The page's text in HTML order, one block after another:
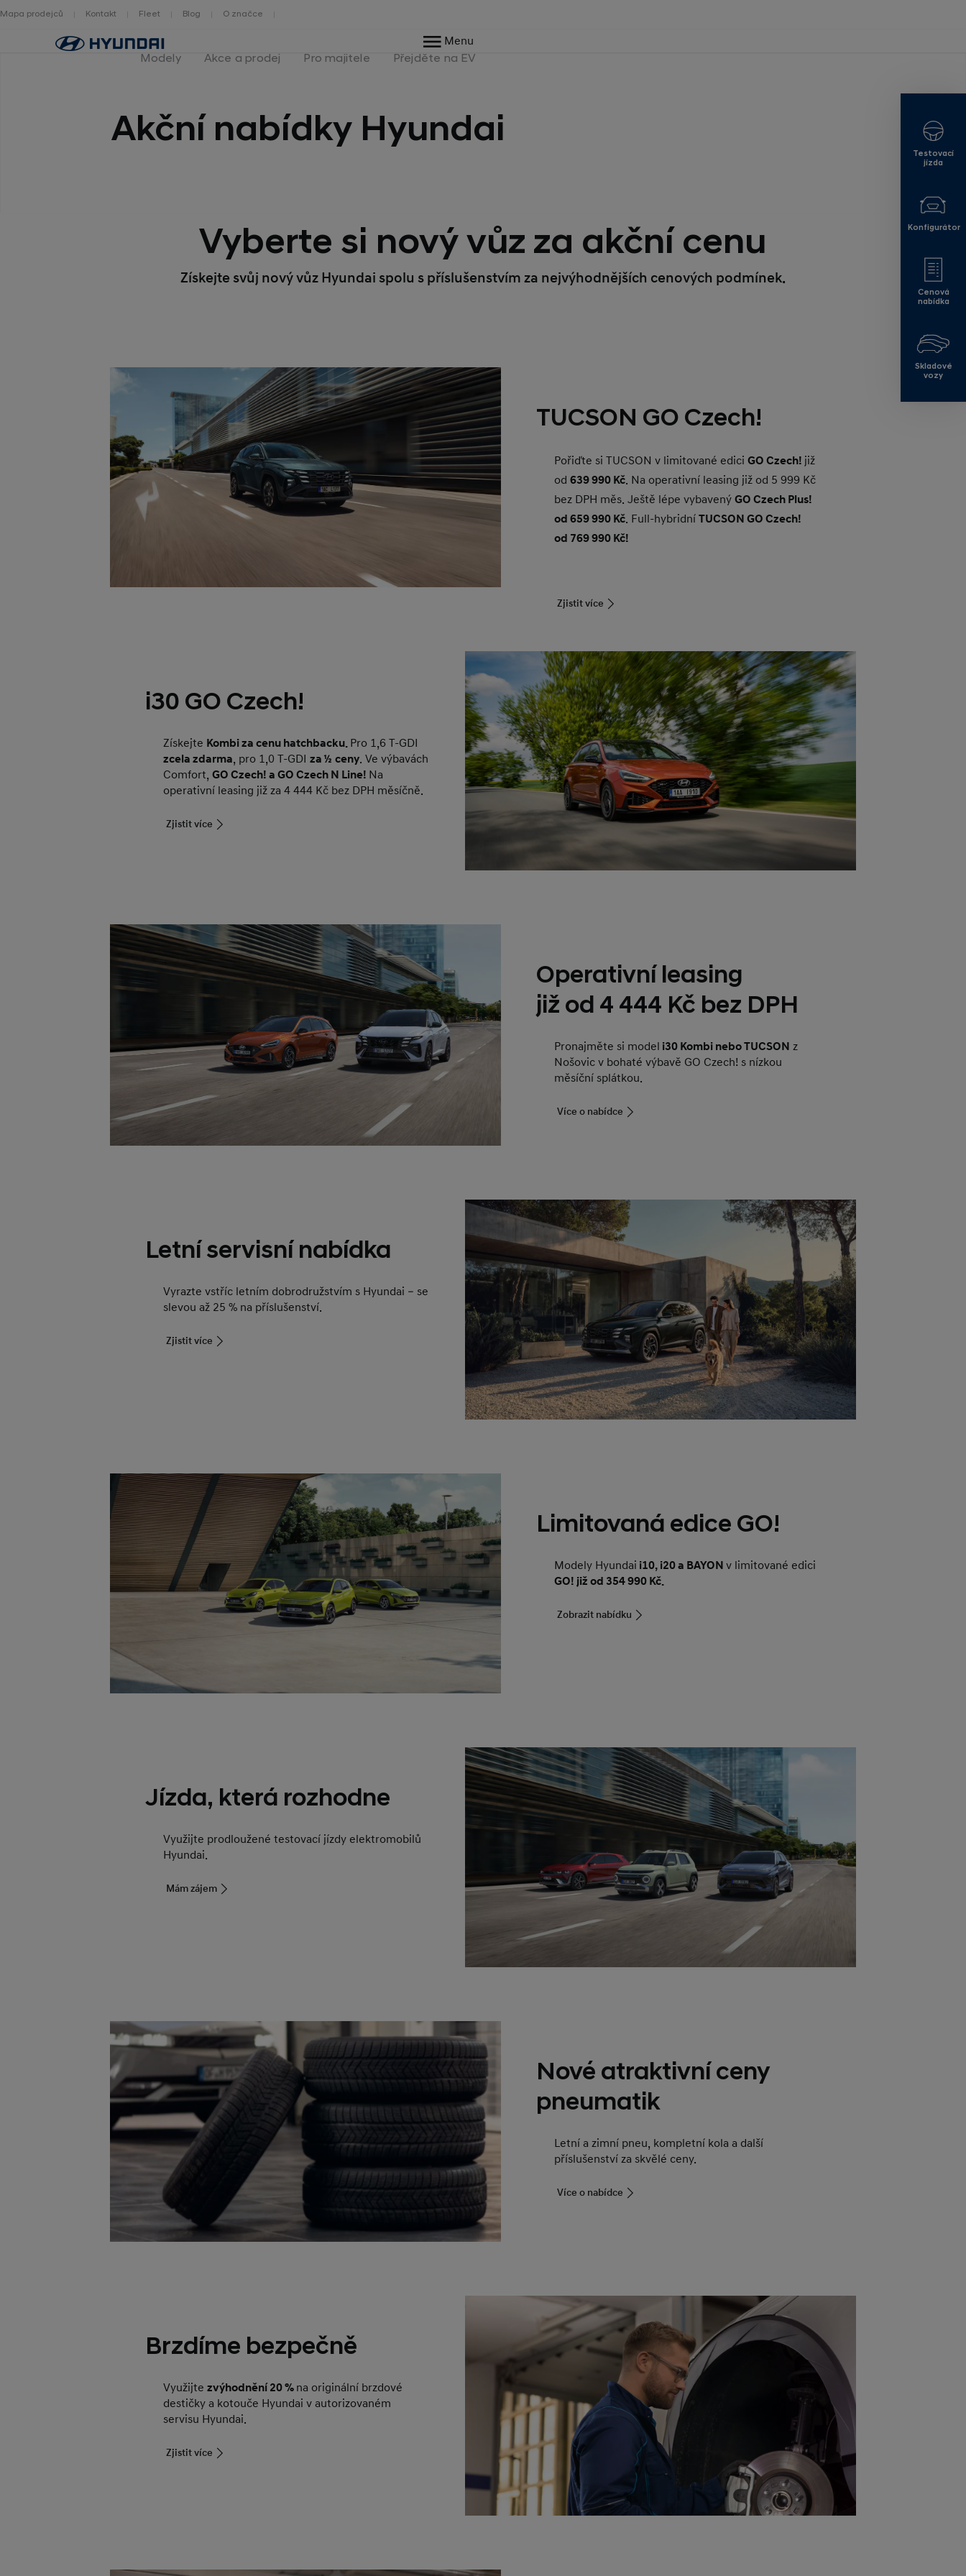
Mapa prodejců Kontakt Fleet Blog O značce
Zpět
na
homepage
Modely Akce a prodej Pro majitele Přejděte na EV
Menu
Akční nabídky Hyundai
Vyberte si nový vůz za akční cenu
Získejte svůj nový vůz Hyundai spolu s příslušenstvím za nejvýhodnějších cenových podmínek.
Testovací
jízda
Konfigurátor
Cenová
nabídka
Skladové
vozy
TUCSON GO Czech!
Pořiďte si TUCSON v limitované edici GO Czech! již
od 639 990 Kč. Na operativní leasing již od 5 999 Kč
bez DPH měs. Ještě lépe vybavený GO Czech Plus!
od 659 990 Kč. Full-hybridní TUCSON GO Czech!
od 769 990 Kč!
Zjistit více
i30 GO Czech!
Získejte Kombi za cenu hatchbacku. Pro 1,6 T-GDI
zcela zdarma, pro 1,0 T-GDI za ½ ceny. Ve výbavách
Comfort, GO Czech! a GO Czech N Line! Na
operativní leasing již za 4 444 Kč bez DPH měsíčně.
Zjistit více
Operativní leasing
již od 4 444 Kč bez DPH
Pronajměte si model i30 Kombi nebo TUCSON z
Nošovic v bohaté výbavě GO Czech! s nízkou
měsíční splátkou.
Více o nabídce
Letní servisní nabídka
Vyrazte vstříc letním dobrodružstvím s Hyundai – se
slevou až 25 % na příslušenství.
Zjistit více
Limitovaná edice GO!
Modely Hyundai i10, i20 a BAYON v limitované edici
GO! již od 354 990 Kč.
Zobrazit nabídku
Jízda, která rozhodne
Využijte prodloužené testovací jízdy elektromobilů
Hyundai.
Mám zájem
Nové atraktivní ceny
pneumatik
Letní a zimní pneu, kompletní kola a další
příslušenství za skvělé ceny.
Více o nabídce
Brzdíme bezpečně
Využijte zvýhodnění 20 % na originální brzdové
destičky a kotouče Hyundai v autorizovaném
servisu Hyundai.
Zjistit více